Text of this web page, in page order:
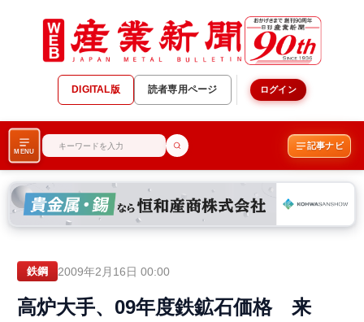
DIGITAL版 読者専用ページ ログイン
MENU
記事ナビ
鉄鋼 2009年2月16日 00:00
高炉大手、09年度鉄鉱石価格 来